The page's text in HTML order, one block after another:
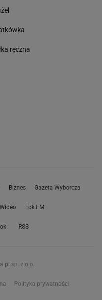
ręczna
Biznes Gazeta Wyborcza
Wideo Tok.FM
RSS
sp. z o.o.
Polityka prywatności